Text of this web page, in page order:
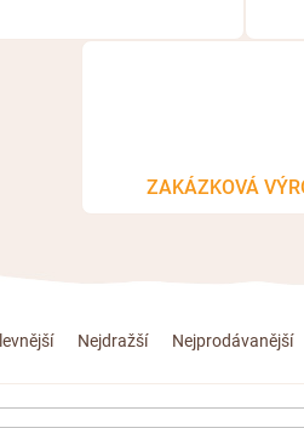
ZAKÁZKOVÁ
Nejdražší Nejprodávanější